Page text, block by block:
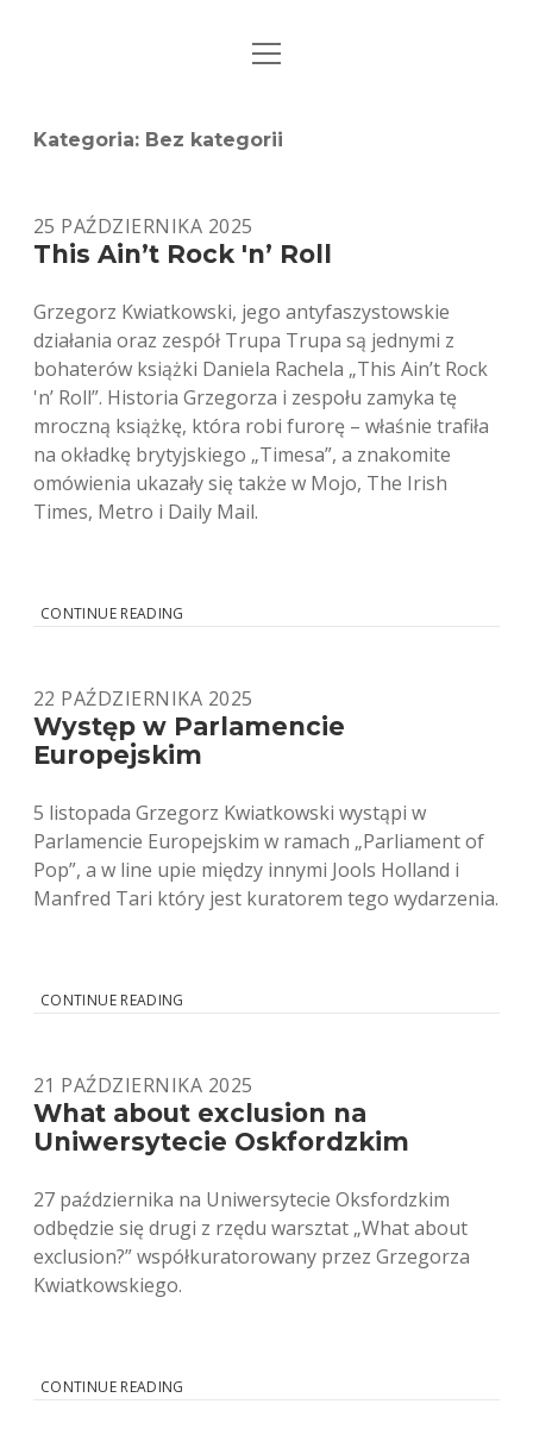
STRONA GŁÓWNA
BIO / KONTAKT
open
Kategoria: Bez kategorii
25 PAŹDZIERNIKA 2025
This Ain’t Rock 'n’ Roll
Grzegorz Kwiatkowski, jego antyfaszystowskie
działania oraz zespół Trupa Trupa są jednymi z
bohaterów książki Daniela Rachela „This Ain’t Rock
'n’ Roll”. Historia Grzegorza i zespołu zamyka tę
mroczną książkę, która robi furorę – właśnie trafiła
na okładkę brytyjskiego „Timesa”, a znakomite
omówienia ukazały się także w Mojo, The Irish
Times, Metro i Daily Mail.
CONTINUE READING
ROLL
22 PAŹDZIERNIKA 2025
Występ w Parlamencie
Europejskim
5 listopada Grzegorz Kwiatkowski wystąpi w
Parlamencie Europejskim w ramach „Parliament of
Pop”, a w line upie między innymi Jools Holland i
Manfred Tari który jest kuratorem tego wydarzenia.
CONTINUE READING
21 PAŹDZIERNIKA 2025
What about exclusion na
Uniwersytecie Oskfordzkim
27 października na Uniwersytecie Oksfordzkim
odbędzie się drugi z rzędu warsztat „What about
exclusion?” współkuratorowany przez Grzegorza
Kwiatkowskiego.
CONTINUE READING